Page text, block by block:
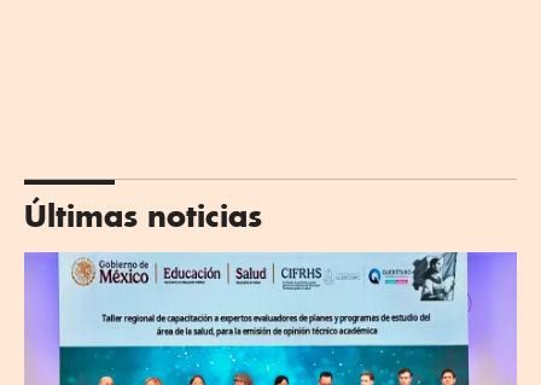
Últimas noticias